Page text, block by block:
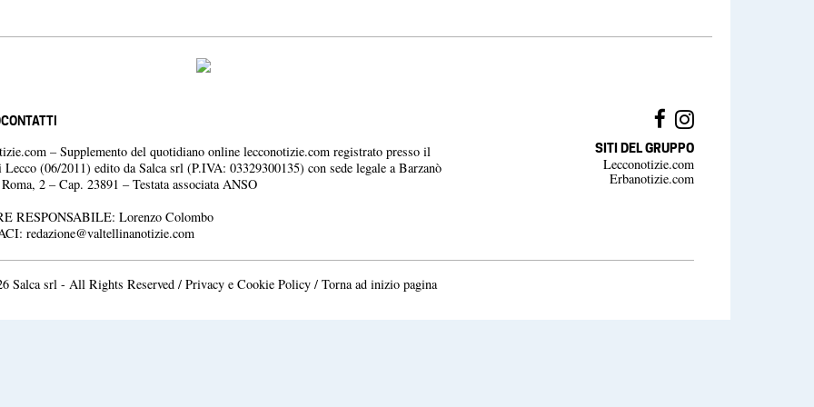
CONTATTI
– Supplemento del quotidiano online lecconotizie.com registrato presso il
(06/2011) edito da Salca srl (P.IVA: 03329300135) con sede legale a Barzanò
2 – Cap. 23891 – Testata associata ANSO
RESPONSABILE: Lorenzo Colombo
redazione@valtellinanotizie.com
SITI DEL GRUPPO
Lecconotizie.com
Erbanotizie.com
Salca srl - All Rights Reserved / Privacy e Cookie Policy / Torna ad inizio pagina